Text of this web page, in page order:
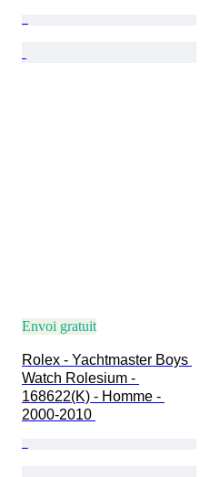
Envoi gratuit
Rolex - Yachtmaster Boys
Watch Rolesium -
168622(K) - Homme -
2000-2010